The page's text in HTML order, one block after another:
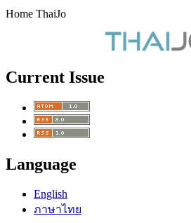
Home ThaiJo
Current Issue
Language
English
ภาษาไทย